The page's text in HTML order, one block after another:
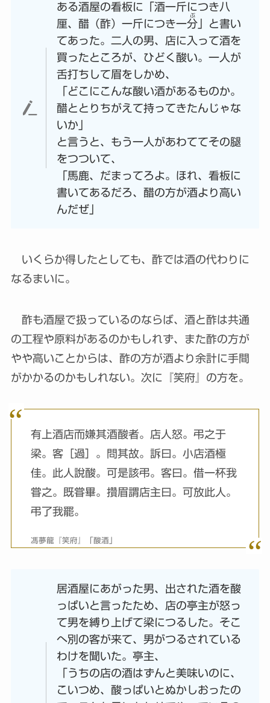
ある酒屋の看板に「酒一斤につき八
厘、醋（酢）一斤につき一分
ぶ
」と書い
てあった。二人の男、店に入って酒を
買ったところが、ひどく酸い。一人が
舌打ちして眉をしかめ、
「どこにこんな酸い酒があるものか。
醋ととりちがえて持ってきたんじゃな
いか」
と言うと、もう一人があわててその腿
をつついて、
「馬鹿、だまってろよ。ほれ、看板に
書いてあるだろ、醋の方が酒より高い
んだぜ」
いくらか得したとしても、酢では酒の代わりに
なるまいに。
酢も酒屋で扱っているのならば、酒と酢は共通
の工程や原料があるのかもしれず、また酢の方が
やや高いことからは、酢の方が酒より余計に手間
がかかるのかもしれない。次に『笑府』の方を。
有上酒店而嫌其酒酸者。店人怒。弔之于
梁。客［過］。問其故。訴曰。小店酒極
佳。此人說酸。可是該弔。客曰。借一杯我
甞之。既甞畢。攢眉謂店主曰。可放此人。
弔了我罷。
馮夢龍『笑府』「酸酒」
居酒屋にあがった男、出された酒を酸
っぱいと言ったため、店の亭主が怒っ
て男を縛り上げて梁につるした。そこ
へ別の客が来て、男がつるされている
わけを聞いた。亭主、
「うちの店の酒はずんと美味いのに、
こいつめ、酸っぱいとぬかしおったの